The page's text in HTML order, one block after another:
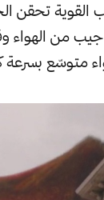
القوية تحقن
جيب من
متوسّع